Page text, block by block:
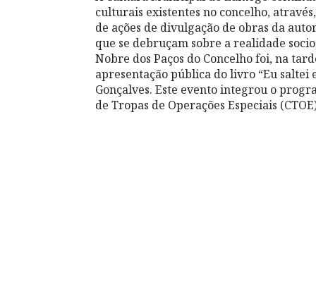
culturais existentes no concelho,
de ações de divulgação de obras da
que se debruçam sobre a realidade
Nobre dos Paços do Concelho foi, na
apresentação pública do livro “Eu saltei
Gonçalves. Este evento integrou o
de Tropas de Operações Especiais